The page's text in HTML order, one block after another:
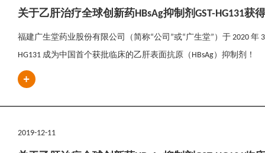
关于乙肝治疗全球创新药HBsAg抑制剂GST-HG131获
福建广生堂药业股份有限公司（简称“公司”或“广生堂”）于 2020
HG131 成为中国首个获批临床的乙肝表面抗原（HBsAg）抑制剂！
2019-12-11